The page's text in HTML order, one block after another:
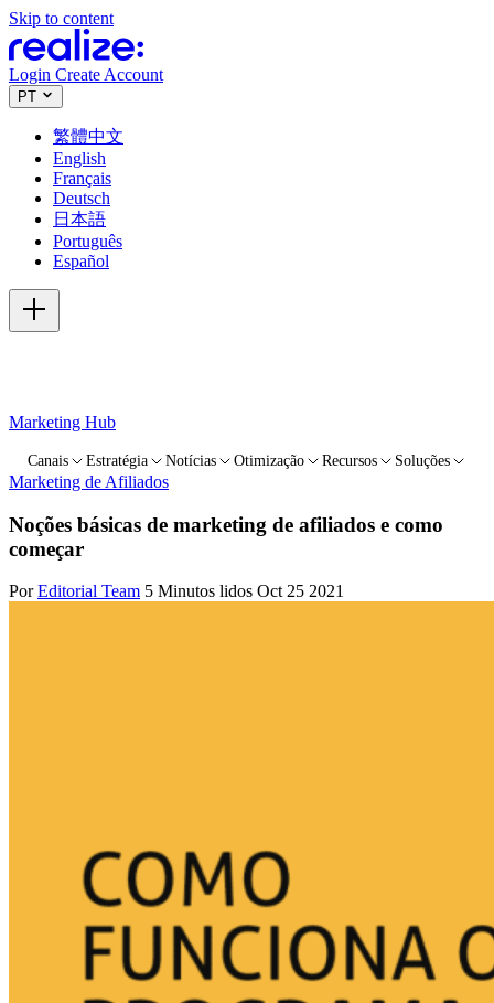
Skip to content
Login Create Account
PT
繁體中文
English
Français
Deutsch
日本語
Português
Español
Marketing Hub
Canais Estratégia Notícias Otimização Recursos Soluções
Marketing de Afiliados
Noções básicas de marketing de afiliados e como
começar
Por Editorial Team 5 Minutos lidos Oct 25 2021